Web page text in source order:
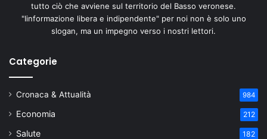
tutto ciò che avviene sul territorio del Basso veronese.
"Iinformazione libera e indipendente" per noi non è solo uno
slogan, ma un impegno verso i nostri lettori.
Categorie
Cronaca & Attualità 984
Economia 212
Salute 182